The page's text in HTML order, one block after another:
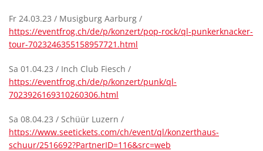
Fr 24.03.23 / Musigburg Aarburg /
https://eventfrog.ch/de/p/konzert/pop-rock/ql-punkerknacker-
tour-7023246355158957721.html
Sa 01.04.23 / Inch Club Fiesch /
https://eventfrog.ch/de/p/konzert/punk/ql-
7023926169310260306.html
Sa 08.04.23 / Schüür Luzern /
https://www.seetickets.com/ch/event/ql/konzerthaus-
schuur/2516692?PartnerID=116&src=web